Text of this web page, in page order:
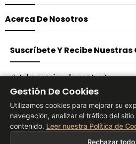
Acerca De Nosotros
Suscríbete Y Recibe
Informacion de contacto
® 2026 Vita Tienda Europa Co, S.L
Gestión De Cookies
Utilizamos cookies para mejorar su
navegación, analizar el tráfico del
contenido. Leer nuestra Política de
Rechazar todo